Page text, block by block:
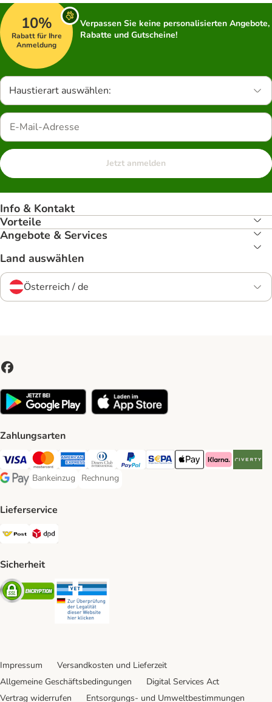
10%
Rabatt für Ihre
Anmeldung
Verpassen Sie keine personalisierten Angebote,
Rabatte und Gutscheine!
Haustierart auswählen:
Jetzt anmelden
Info & Kontakt
Vorteile
Angebote & Services
Land auswählen
Österreich / de
Zahlungsarten
Visa Payment Method
MasterCard Payment Method
American Express Payment Method
Diners Club Payment Method
PayPal Payment Method
SEPA Payment Method
Apple Pay Payment
Klarna Payment
Google Pay Payment Method
Bankeinzug
Bankeinzug Payment Method
Rechnung
Rechnung Payment Method
Lieferservice
Österreichische Post Shipping Method
Sicherheit
Security
Impressum
Versandkosten und Lieferzeit
Allgemeine Geschäftsbedingungen
Digital Services Act
Vertrag widerrufen
Entsorgungs- und Umweltbestimmungen